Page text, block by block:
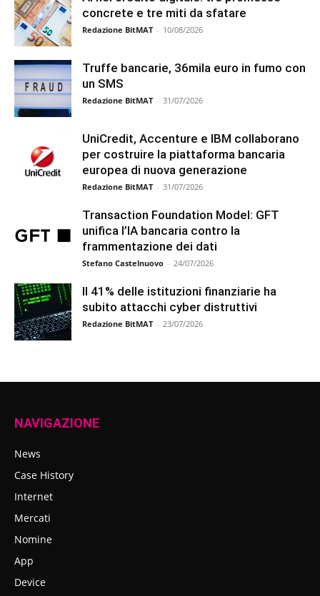
concrete e tre miti da sfatare
Redazione BitMAT - 10/08/2026
Truffe bancarie, 36mila euro in fumo con
un SMS
Redazione BitMAT - 31/07/2026
UniCredit, Accenture e IBM collaborano
per costruire la piattaforma bancaria
europea di nuova generazione
Redazione BitMAT - 31/07/2026
Transaction Foundation Model: GFT
unifica l’IA bancaria contro la
frammentazione dei dati
Stefano Castelnuovo - 24/07/2026
Il 41% delle istituzioni finanziarie ha
subito attacchi cyber distruttivi
Redazione BitMAT - 23/07/2026
NAVIGAZIONE
News
Case History
Internet
Mercati
Nomine
App
Device